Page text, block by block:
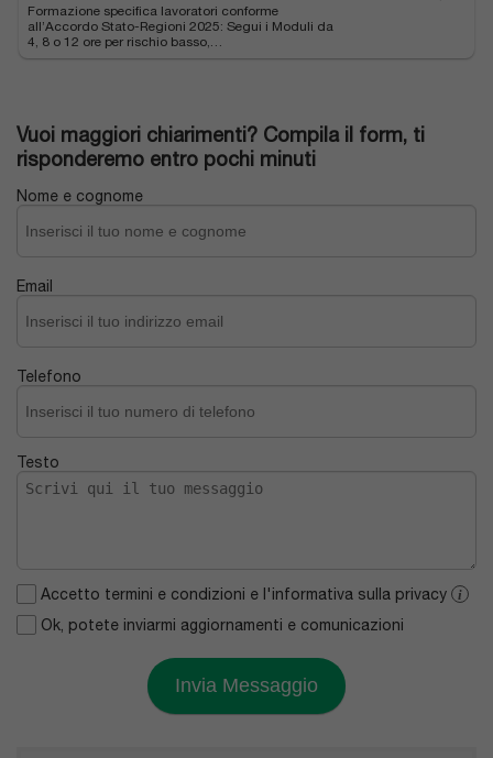
Formazione specifica lavoratori conforme
all’Accordo Stato-Regioni 2025: Segui i Moduli da
4, 8 o 12 ore per rischio basso,…
Vuoi maggiori chiarimenti? Compila il form, ti
risponderemo entro pochi minuti
Nome e cognome
Email
Telefono
Testo
Accetto termini e condizioni e l'informativa sulla privacy i
Ok, potete inviarmi aggiornamenti e comunicazioni
Invia Messaggio